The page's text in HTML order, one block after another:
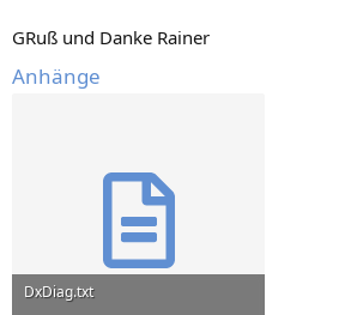
GRuß und Danke Rainer
Anhänge
DxDiag.txt